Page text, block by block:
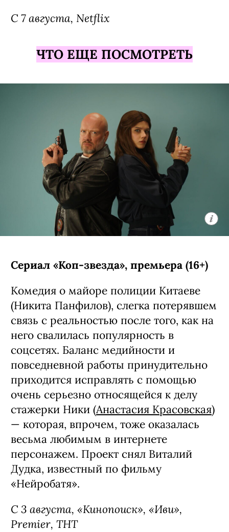
С 7 августа, Netflix
ЧТО ЕЩЕ ПОСМОТРЕТЬ
Сериал «Коп-звезда», премьера (16+)
Комедия о майоре полиции Китаеве
(Никита Панфилов), слегка потерявшем
связь с реальностью после того, как на
него свалилась популярность в
соцсетях. Баланс медийности и
повседневной работы принудительно
приходится исправлять с помощью
очень серьезно относящейся к делу
стажерки Ники (Анастасия Красовская)
— которая, впрочем, тоже оказалась
весьма любимым в интернете
персонажем. Проект снял Виталий
Дудка, известный по фильму
«Нейробатя».
С 3 августа, «Кинопоиск», «Иви»,
Premier, ТНТ